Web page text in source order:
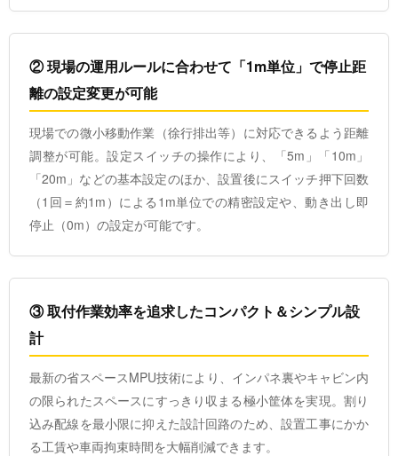
② 現場の運用ルールに合わせて「1m単位」で停止距
離の設定変更が可能
現場での微小移動作業（徐行排出等）に対応できるよう距離
調整が可能。設定スイッチの操作により、「5m」「10m」
「20m」などの基本設定のほか、設置後にスイッチ押下回数
（1回＝約1m）による1m単位での精密設定や、動き出し即
停止（0m）の設定が可能です。
③ 取付作業効率を追求したコンパクト＆シンプル設
計
最新の省スペースMPU技術により、インパネ裏やキャビン内
の限られたスペースにすっきり収まる極小筐体を実現。割り
込み配線を最小限に抑えた設計回路のため、設置工事にかか
る工賃や車両拘束時間を大幅削減できます。